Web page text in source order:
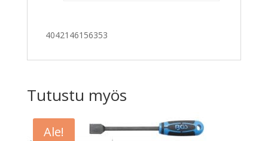
4042146156353
Tutustu myös
Ale!